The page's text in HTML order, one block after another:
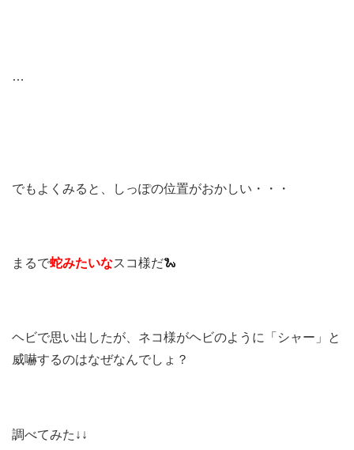
…
でもよくみると、しっぽの位置がおかしい・・・
まるで蛇みたいなスコ様だ🐍
ヘビで思い出したが、ネコ様がヘビのように「シャー」と
威嚇するのはなぜなんでしょ？
調べてみた↓↓